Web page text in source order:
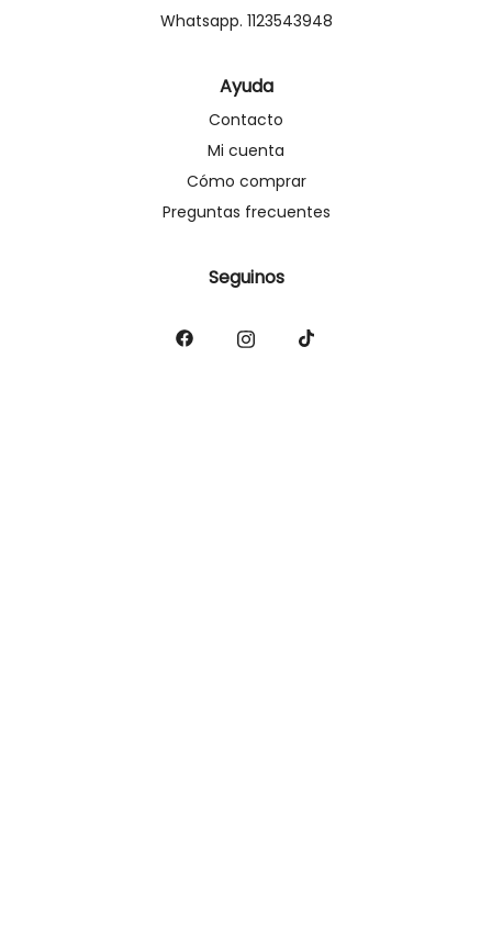
Whatsapp. 1123543948
Ayuda
Contacto
Mi cuenta
Cómo comprar
Preguntas frecuentes
Seguinos